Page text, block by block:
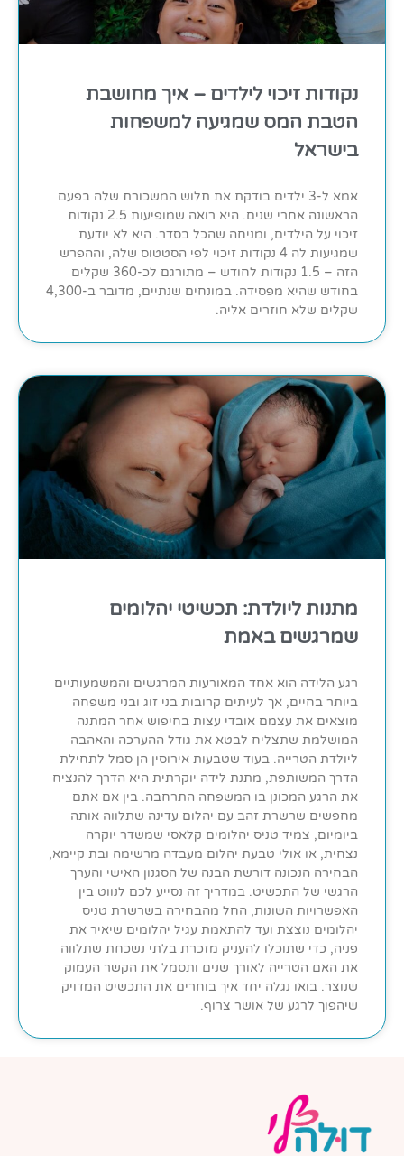
נקודות זיכוי לילדים – איך מחושבת
הטבת המס שמגיעה למשפחות
בישראל
אמא ל-3 ילדים בודקת את תלוש המשכורת שלה בפעם
הראשונה אחרי שנים. היא רואה שמופיעות 2.5 נקודות
זיכוי על הילדים, ומניחה שהכל בסדר. היא לא יודעת
שמגיעות לה 4 נקודות זיכוי לפי הסטטוס שלה, וההפרש
הזה – 1.5 נקודות לחודש – מתורגם לכ-360 שקלים
בחודש שהיא מפסידה. במונחים שנתיים, מדובר ב-4,300
שקלים שלא חוזרים אליה.
מתנות ליולדת: תכשיטי יהלומים
שמרגשים באמת
רגע הלידה הוא אחד המאורעות המרגשים והמשמעותיים
ביותר בחיים, אך לעיתים קרובות בני זוג ובני משפחה
מוצאים את עצמם אובדי עצות בחיפוש אחר המתנה
המושלמת שתצליח לבטא את גודל ההערכה והאהבה
ליולדת הטרייה. בעוד שטבעות אירוסין הן סמל לתחילת
הדרך המשותפת, מתנת לידה יוקרתית היא הדרך להנציח
את הרגע המכונן בו המשפחה התרחבה. בין אם אתם
מחפשים שרשרת זהב עם יהלום עדינה שתלווה אותה
ביומיום, צמיד טניס יהלומים קלאסי שמשדר יוקרה
נצחית, או אולי טבעת יהלום מעבדה מרשימה ובת קיימא,
הבחירה הנכונה דורשת הבנה של הסגנון האישי והערך
הרגשי של התכשיט. במדריך זה נסייע לכם לנווט בין
האפשרויות השונות, החל מהבחירה בשרשרת טניס
יהלומים נוצצת ועד להתאמת עגיל יהלומים שיאיר את
פניה, כדי שתוכלו להעניק מזכרת בלתי נשכחת שתלווה
את האם הטרייה לאורך שנים ותסמל את הקשר העמוק
שנוצר. בואו נגלה יחד איך בוחרים את התכשיט המדויק
שיהפוך לרגע של אושר צרוף.